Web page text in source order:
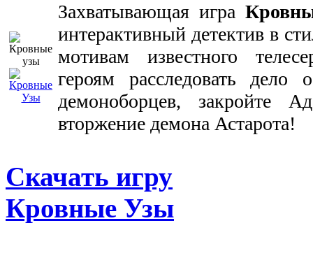
Захватывающая игра
интерактивный детектив в
мотивам известного
героям расследовать дело
демоноборцев, закройте
вторжение демона Астарота!
Скачать игру
Кровные Узы